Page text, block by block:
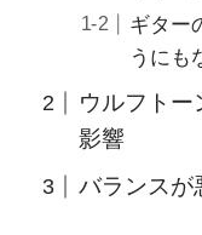
ギター
うにも
ウルフトー
影響
バランスが